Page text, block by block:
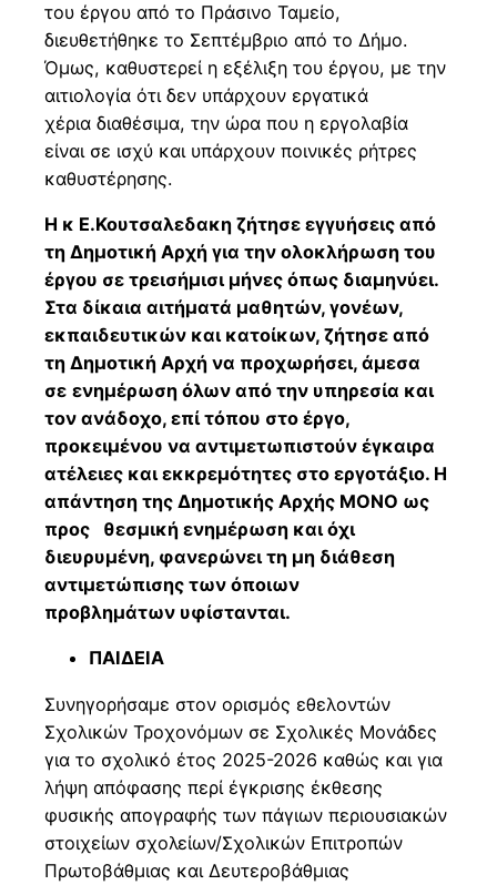
του έργου από το Πράσινο Ταμείο,
διευθετήθηκε το Σεπτέμβριο από το Δήμο.
Όμως, καθυστερεί η εξέλιξη του έργου, με την
αιτιολογία ότι δεν υπάρχουν εργατικά
χέρια διαθέσιμα, την ώρα που η εργολαβία
είναι σε ισχύ και υπάρχουν ποινικές ρήτρες
καθυστέρησης.
Η κ Ε.Κουτσαλεδακη ζήτησε εγγυήσεις από
τη Δημοτική Αρχή για την ολοκλήρωση του
έργου σε τρεισήμισι μήνες όπως διαμηνύει.
Στα δίκαια αιτήματά μαθητών, γονέων,
εκπαιδευτικών και κατοίκων, ζήτησε από
τη Δημοτική Αρχή να προχωρήσει, άμεσα
σε ενημέρωση όλων από την υπηρεσία και
τον ανάδοχο, επί τόπου στο έργο,
προκειμένου να αντιμετωπιστούν έγκαιρα
ατέλειες και εκκρεμότητες στο εργοτάξιο. Η
απάντηση της Δημοτικής Αρχής ΜΟΝΟ ως
προς θεσμική ενημέρωση και όχι
διευρυμένη, φανερώνει τη μη διάθεση
αντιμετώπισης των όποιων
προβλημάτων υφίστανται.
ΠΑΙΔΕΙΑ
Συνηγορήσαμε στον ορισμός εθελοντών
Σχολικών Τροχονόμων σε Σχολικές Μονάδες
για το σχολικό έτος 2025-2026 καθώς και για
λήψη απόφασης περί έγκρισης έκθεσης
φυσικής απογραφής των πάγιων περιουσιακών
στοιχείων σχολείων/Σχολικών Επιτροπών
Πρωτοβάθμιας και Δευτεροβάθμιας